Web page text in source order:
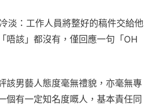
淡：工作人員將整好的稿件交給他
唔該」都沒有，僅回應一句「OH
該男藝人態度毫無禮貌，亦毫無專
個有一定知名度嘅人，基本責任同